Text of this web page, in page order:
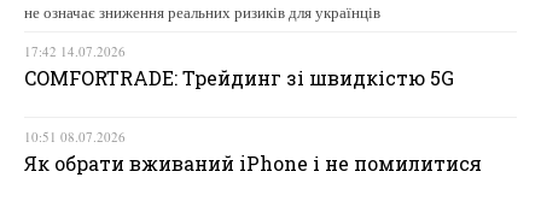
не означає зниження реальних ризиків для українців
17:42 14.07.2026
COMFORTRADE: Трейдинг зі швидкістю 5G
10:51 08.07.2026
Як обрати вживаний iPhone і не помилитися